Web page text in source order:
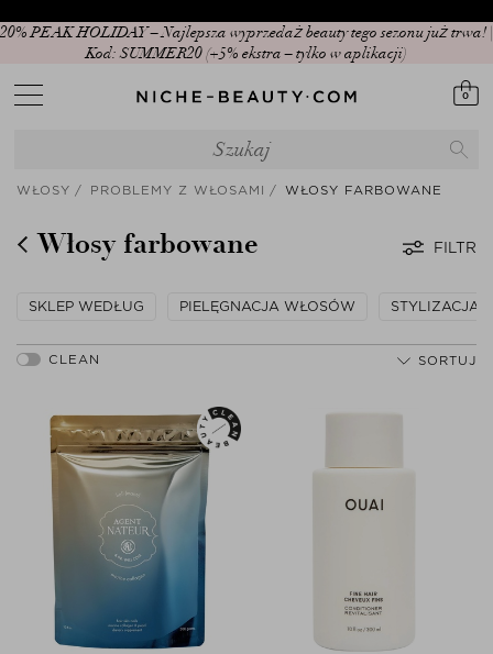
20% PEAK HOLIDAY – Najlepsza wyprzedaż beauty tego sezonu już trwa! |
Kod: SUMMER20 (+5% ekstra – tylko w aplikacji)
0
WŁOSY PROBLEMY Z WŁOSAMI WŁOSY FARBOWANE
Włosy farbowane FILTR
SKLEP WEDŁUG PIELĘGNACJA WŁOSÓW STYLIZACJA
SORTUJ